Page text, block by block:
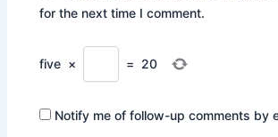
for the next time I comment.
five × = 20
Notify me of follow-up comments by